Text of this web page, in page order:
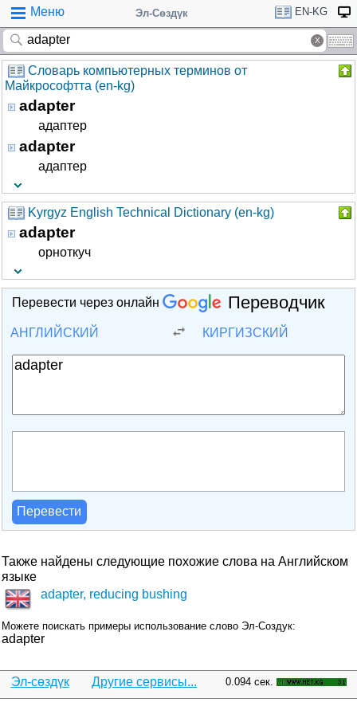
Меню Эл-Сөздүк EN-KG
Словарь компьютерных терминов от
Майкрософтта (en-kg)
adapter
адаптер
adapter
адаптер
Kyrgyz English Technical Dictionary (en-kg)
adapter
орноткуч
Перевести через онлайн Переводчик
АНГЛИЙСКИЙ КИРГИЗСКИЙ
Перевести
Также найдены следующие похожие слова на Английском
языке
adapter, reducing bushing
Можете поискать примеры использование слово Эл-Создук:
adapter
Эл-сөздүк Другие сервисы... 0.094 сек.